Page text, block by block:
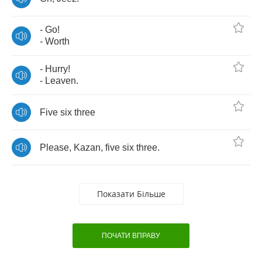
- Go!
- Worth
- Hurry!
- Leaven.
Five six three
Please, Kazan, five six three.
Показати Більше
ПОЧАТИ ВПРАВУ